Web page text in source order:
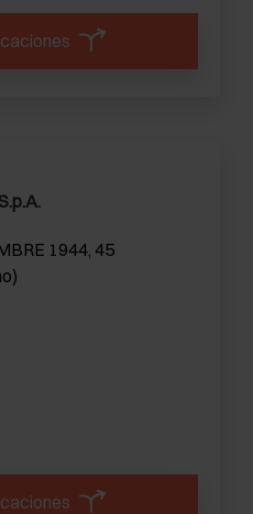
1944, 45